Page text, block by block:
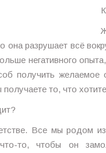
она разрушает всё
негативного
получить желаемое
то, что
Все мы родом
то, чтобы он